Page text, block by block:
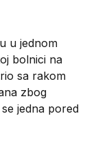
u jednom
bolnici na
sa rakom
zbog
jedna pored